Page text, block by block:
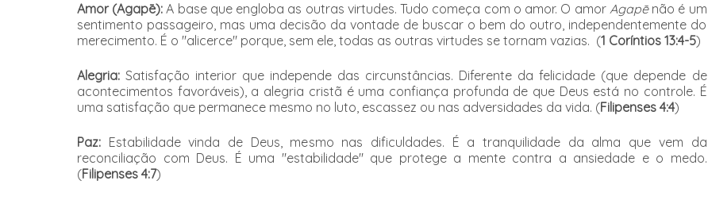
Amor (Agapē): A base que engloba as outras virtudes. Tudo começa com o amor. O amor Agapēnão é um
sentimento passageiro, mas uma decisão da vontade de buscar o bem do outro, independentemente do
merecimento. É o "alicerce" porque, sem ele, todas as outras virtudes se tornam vazias. (1 Coríntios 13:4-5)
Alegria: Satisfação interior que independe das circunstâncias. Diferente da felicidade (que depende de
acontecimentos favoráveis), a alegria cristã é uma confiança profunda de que Deus está no controle. É
uma satisfação que permanece mesmo no luto, escassez ou nas adversidades da vida. (Filipenses 4:4)
Paz: Estabilidade vinda de Deus, mesmo nas dificuldades. É a tranquilidade da alma que vem da
reconciliação com Deus. É uma "estabilidade" que protege a mente contra a ansiedade e o medo.
(Filipenses 4:7)